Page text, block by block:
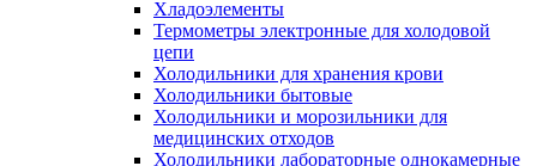
Хладоэлементы
Термометры электронные для холодовой
цепи
Холодильники для хранения крови
Холодильники бытовые
Холодильники и морозильники для
медицинских отходов
Холодильники лабораторные однокамерные